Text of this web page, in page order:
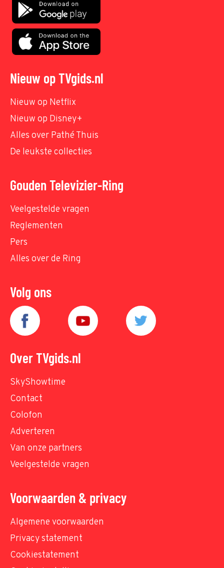
Nieuw op TVgids.nl
Nieuw op Netflix
Nieuw op Disney+
Alles over Pathé Thuis
De leukste collecties
Gouden Televizier-Ring
Veelgestelde vragen
Reglementen
Pers
Alles over de Ring
Volg ons
Over TVgids.nl
SkyShowtime
Contact
Colofon
Adverteren
Van onze partners
Veelgestelde vragen
Voorwaarden & privacy
Algemene voorwaarden
Privacy statement
Cookiestatement